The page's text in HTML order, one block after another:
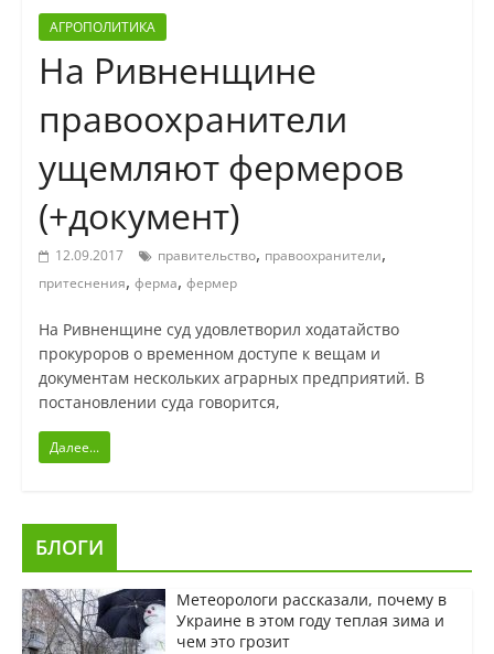
АГРОПОЛИТИКА
На Ривненщине
правоохранители
ущемляют фермеров
(+документ)
12.09.2017 правительство, правоохранители,
притеснения, ферма, фермер
На Ривненщине суд удовлетворил ходатайство
прокуроров о временном доступе к вещам и
документам нескольких аграрных предприятий. В
постановлении суда говорится,
Далее...
БЛОГИ
Метеорологи рассказали, почему в
Украине в этом году теплая зима и
чем это грозит